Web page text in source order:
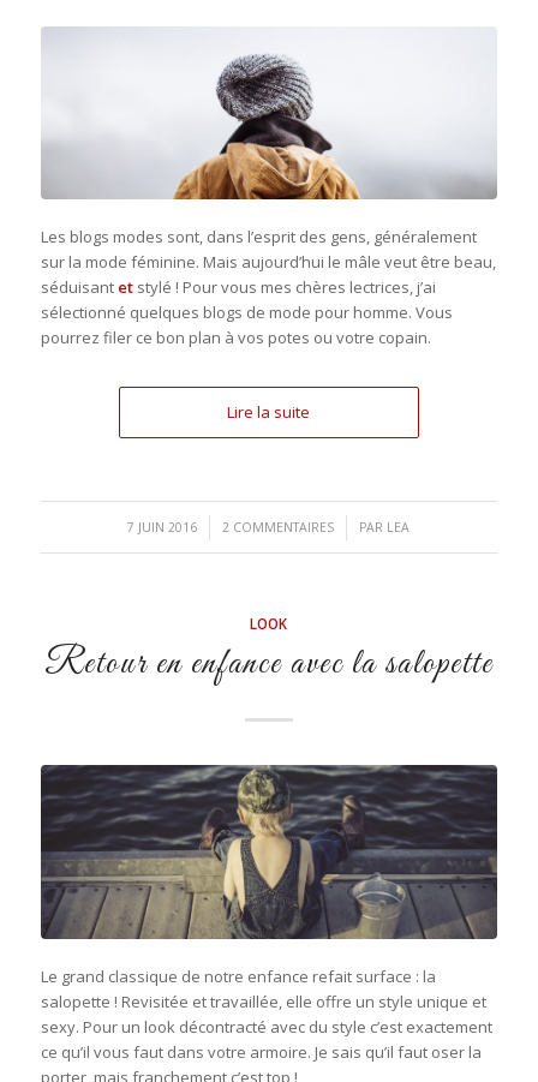
Les blogs modes sont, dans l’esprit des gens, généralement
sur la mode féminine. Mais aujourd’hui le mâle veut être beau,
séduisant etstylé ! Pour vous mes chères lectrices, j’ai
sélectionné quelques blogs de mode pour homme. Vous
pourrez filer ce bon plan à vos potes ou votre copain.
Lire la suite
7 JUIN 2016
/ 2 COMMENTAIRES
/ PAR LEA
LOOK
Retour en enfance avec la salopette
Le grand classique de notre enfance refait surface : la
salopette ! Revisitée et travaillée, elle offre un style unique et
sexy. Pour un look décontracté avec du style c’est exactement
ce qu’il vous faut dans votre armoire. Je sais qu’il faut oser la
porter, mais franchement c’est top !